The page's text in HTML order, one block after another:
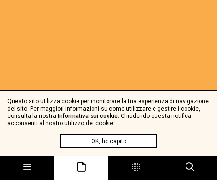
Questo sito utilizza cookie per monitorare la tua esperienza di navigazione
del sito. Per maggiori informazioni su come utilizzare e gestire i cookie,
consulta la nostra Informativa sui cookie. Chiudendo questa notifica
acconsenti al nostro utilizzo dei cookie.
OK, ho capito